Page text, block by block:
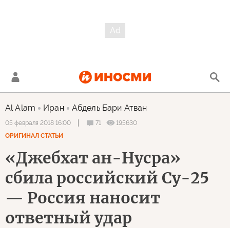
Al Alam Иран Абдель Бари Атван
05 февраля 2018 16:00 71
195630
ОРИГИНАЛ СТАТЬИ
«Джебхат ан-Нусра»
сбила российский Су-25
— Россия наносит
ответный удар